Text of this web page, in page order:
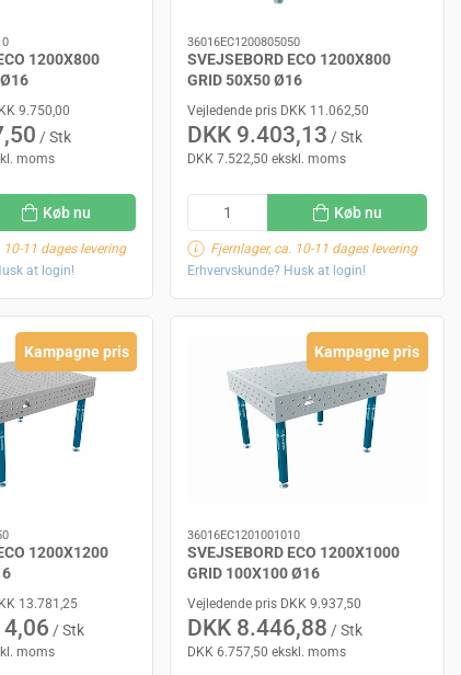
1200X800
Ø16
9.750,00
/ Stk
moms
Køb nu
10-11 dages levering
at login!
36016EC1200805050
SVEJSEBORD ECO 1200X800
GRID 50X50 Ø16
Vejledende pris DKK 11.062,50
DKK 9.403,13 / Stk
DKK 7.522,50 ekskl. moms
Køb nu
Fjernlager, ca. 10-11 dages levering
Erhvervskunde? Husk at login!
Kampagne pris
1200X1200
13.781,25
/ Stk
moms
Kampagne pris
36016EC1201001010
SVEJSEBORD ECO 1200X1000
GRID 100X100 Ø16
Vejledende pris DKK 9.937,50
DKK 8.446,88 / Stk
DKK 6.757,50 ekskl. moms